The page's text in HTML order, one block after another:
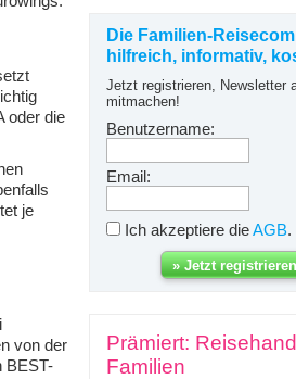
oder die
je
von der
BEST-
Die Familien-
hilfreich, informativ,
Jetzt registrieren, Newsletter
mitmachen!
Benutzername:
Email:
Ich akzeptiere dieAGB.
Prämiert:
Familien